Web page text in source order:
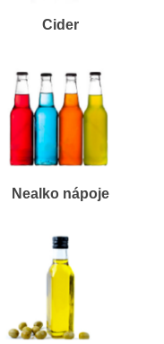
Cider
Nealko nápoje